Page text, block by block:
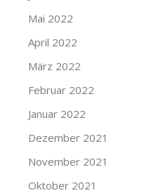
Mai 2022
April 2022
März 2022
Februar 2022
Januar 2022
Dezember 2021
November 2021
Oktober 2021